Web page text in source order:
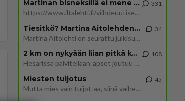
Martinan bisneksillä ei mene hyvin
https://www.iltalehti.fi/viihdeuutiset/a/c46da6ab-340f-4790-aaa7-0865eed2336 Yrityksen konkurssihakemus on tullut kärä
331
Tiesitkö? Martina Aitolehden isäpuoli on tämä suosittu laulaja
Martina Aitolehti on seurattu julkisuuden henkilö. Lähipiiriin mahtuu muitakin tunnettuja henkilöitä. Tiesitkö, että Ma
34
2 km on nykyään liian pitkä koulumatka
Hesarissa päivitellään lapset joutuu nyt kulkemaan 2 km kouluun jösses. Ruostefillarilla tuo matka menee vaikka miten äk
108
Miesten tuijotus
Mutta mies vain tuijottaa, siinä vaiheessa käännän itse pään pois. Mikä juttu? Yleensä jos joku tuijottaa tai katsoo, hä
45